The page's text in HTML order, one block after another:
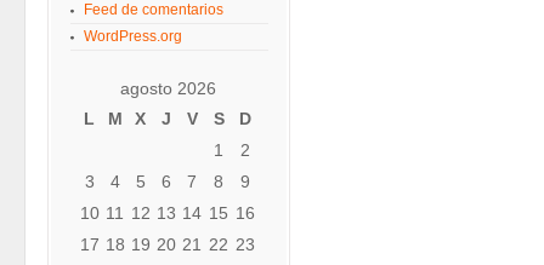
Feed de comentarios
WordPress.org
agosto 2026
L
M X J V S
D
1
2
3
4 5 6 7 8
9
10 11 12 13 14 15 16
17 18 19 20 21 22 23